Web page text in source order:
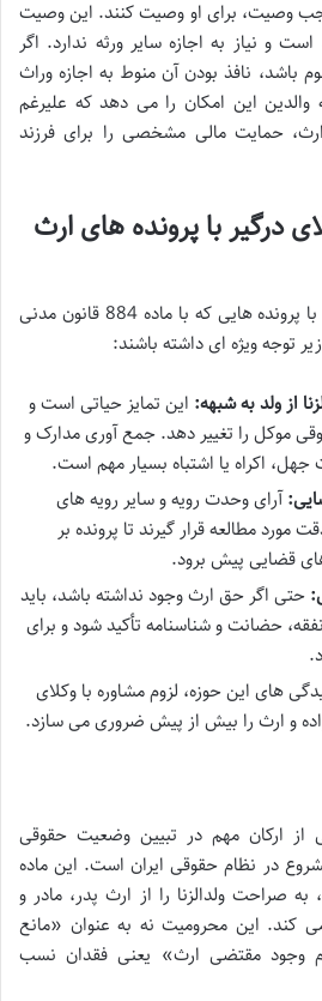
وصیت، برای او وصیت کنند. این وصیت
و نیاز به اجازه سایر ورثه ندارد. اگر
نافذ بودن آن منوط به اجازه وراث
والدین این امکان را می دهد که علیرغم
حمایت مالی مشخصی را برای فرزند
درگیر با پرونده های ارث
وکلای دادگستری در مواجهه با پرونده هایی که با ماده 884 قانون مدنی
توجه ویژه ای داشته باشند:
از ولد به شبهه: این تمایز حیاتی است و
موکل را تغییر دهد. جمع آوری مدارک و
جهل، اکراه یا اشتباه بسیار مهم است.
آرای وحدت رویه و سایر رویه های
مورد مطالعه قرار گیرند تا پرونده بر
قضایی پیش برود.
حتی اگر حق ارث وجود نداشته باشد، باید
حضانت و شناسنامه تأکید شود و برای
های این حوزه، لزوم مشاوره با وکلای
و ارث را بیش از پیش ضروری می سازد.
یکی از ارکان مهم در تبیین وضعیت حقوقی
در نظام حقوقی ایران است. این ماده
به صراحت ولدالزنا را از ارث پدر، مادر و
کند. این محرومیت نه به عنوان «مانع
وجود مقتضی ارث» یعنی فقدان نسب